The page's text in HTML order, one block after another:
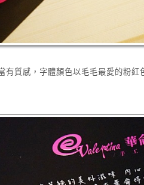
有質感，字體顏色以毛毛最愛的粉